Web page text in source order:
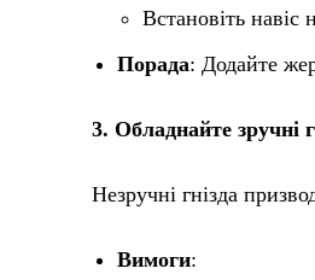
Встановіть навіс
Порада: Додайте
3. Обладнайте зручні
Незручні гнізда
Вимоги: